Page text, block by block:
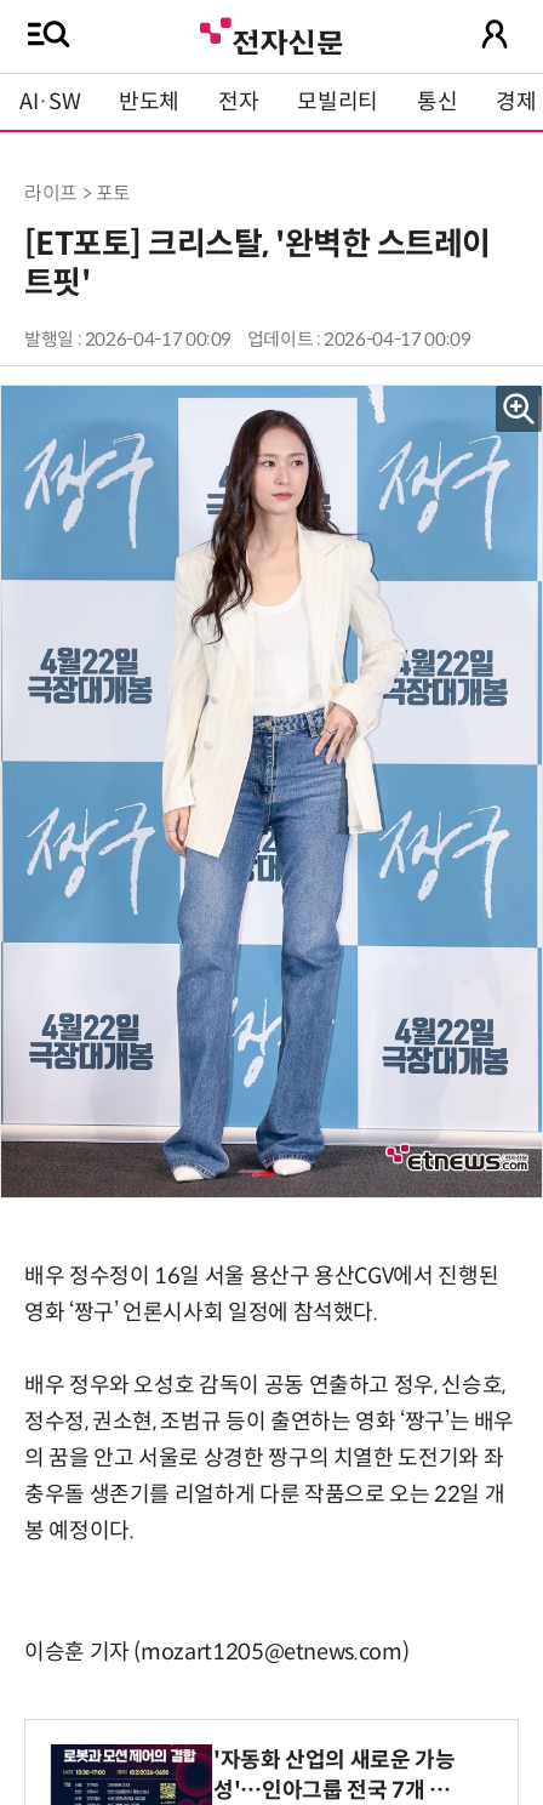
AI·SW 반도체 전자 모빌리티 통신 경제
라이프 > 포토
[ET포토] 크리스탈, '완벽한 스트레이
트핏'
발행일 : 2026-04-17 00:09 업데이트 : 2026-04-17 00:09
배우 정수정이 16일 서울 용산구 용산CGV에서 진행된
영화 ‘짱구’ 언론시사회 일정에 참석했다.
배우 정우와 오성호 감독이 공동 연출하고 정우, 신승호,
정수정, 권소현, 조범규 등이 출연하는 영화 ‘짱구’는 배우
의 꿈을 안고 서울로 상경한 짱구의 치열한 도전기와 좌
충우돌 생존기를 리얼하게 다룬 작품으로 오는 22일 개
봉 예정이다.
이승훈 기자 (mozart1205@etnews.com)
'자동화 산업의 새로운 가능
성'…인아그룹 전국 7개 도